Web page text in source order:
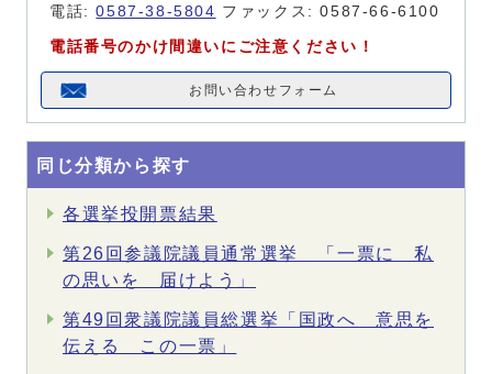
電話:0587-38-5804 ファックス: 0587-66-6100
電話番号のかけ間違いにご注意ください！
お問い合わせフォーム
同じ分類から探す
各選挙投開票結果
第26回参議院議員通常選挙 「一票に 私
の思いを 届けよう」
第49回衆議院議員総選挙「国政へ 意思を
伝える この一票」